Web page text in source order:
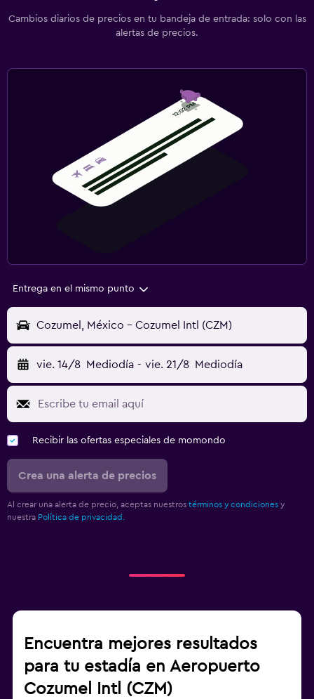
Cambios diarios de precios en tu bandeja de entrada: solo con las
alertas de precios.
Entrega en el mismo punto
Cozumel, México - Cozumel Intl (CZM)
vie. 14/8 Mediodía - vie. 21/8 Mediodía
Recibir las ofertas especiales de momondo
Crea una alerta de precios
Al crear una alerta de precio, aceptas nuestros términos y condiciones y
nuestra Política de privacidad.
Encuentra mejores resultados
para tu estadía en Aeropuerto
Cozumel Intl (CZM)